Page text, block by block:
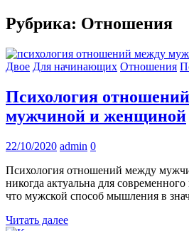
Рубрика: Отношения
Двое Для начинающих Отношения
Психология
мужчиной и женщиной
22/10/2020 admin 0
Психология отношений между
никогда актуальна для
что мужской способ мышления в
Читать далее